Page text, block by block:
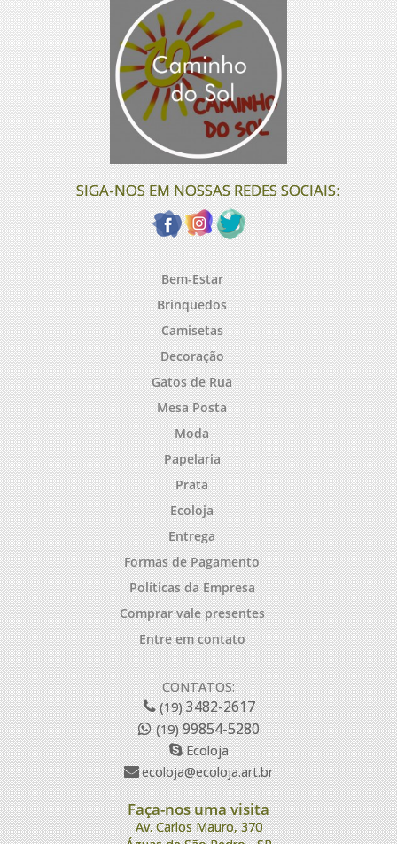
SIGA-NOS EM NOSSAS REDES SOCIAIS:
Bem-Estar
Brinquedos
Camisetas
Decoração
Gatos de Rua
Mesa Posta
Moda
Papelaria
Prata
Ecoloja
Entrega
Formas de Pagamento
Políticas da Empresa
Comprar vale presentes
Entre em contato
CONTATOS:
(19)3482-2617
(19)99854-5280
Ecoloja
ecoloja@ecoloja.art.br
Faça-nos uma visita
Av. Carlos Mauro, 370